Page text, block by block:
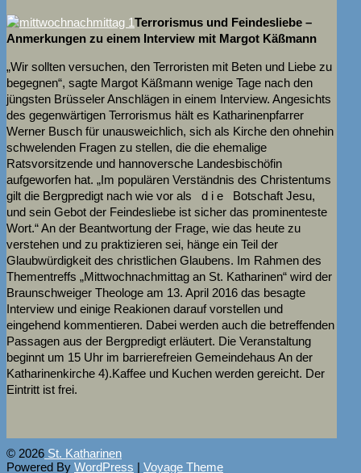
Terrorismus und Feindesliebe –
Anmerkungen zu einem Interview mit Margot Käßmann
„Wir sollten versuchen, den Terroristen mit Beten und Liebe zu
begegnen“, sagte Margot Käßmann wenige Tage nach den
jüngsten Brüsseler Anschlägen in einem Interview. Angesichts
des gegenwärtigen Terrorismus hält es Katharinenpfarrer
Werner Busch für unausweichlich, sich als Kirche den ohnehin
schwelenden Fragen zu stellen, die die ehemalige
Ratsvorsitzende und hannoversche Landesbischöfin
aufgeworfen hat. „Im populären Verständnis des Christentums
gilt die Bergpredigt nach wie vor als d i e Botschaft Jesu,
und sein Gebot der Feindesliebe ist sicher das prominenteste
Wort.“ An der Beantwortung der Frage, wie das heute zu
verstehen und zu praktizieren sei, hänge ein Teil der
Glaubwürdigkeit des christlichen Glaubens. Im Rahmen des
Thementreffs „Mittwochnachmittag an St. Katharinen“ wird der
Braunschweiger Theologe am 13. April 2016 das besagte
Interview und einige Reakionen darauf vorstellen und
eingehend kommentieren. Dabei werden auch die betreffenden
Passagen aus der Bergpredigt erläutert. Die Veranstaltung
beginnt um 15 Uhr im barrierefreien Gemeindehaus An der
Katharinenkirche 4).Kaffee und Kuchen werden gereicht. Der
Eintritt ist frei.
© 2026 St. Katharinen
Powered By WordPress | Voyage Theme